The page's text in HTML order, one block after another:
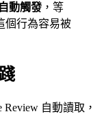
動觸發 ，等
個行為容易被
Review 自動讀取，